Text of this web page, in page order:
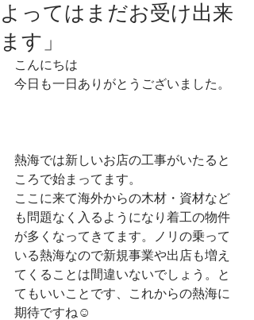
よってはまだお受け出来
ます」
こんにちは
今日も一日ありがとうございました。
熱海では新しいお店の工事がいたると
ころで始まってます。
ここに来て海外からの木材・資材など
も問題なく入るようになり着工の物件
が多くなってきてます。ノリの乗って
いる熱海なので新規事業や出店も増え
てくることは間違いないでしょう。と
てもいいことです、これからの熱海に
期待ですね☺